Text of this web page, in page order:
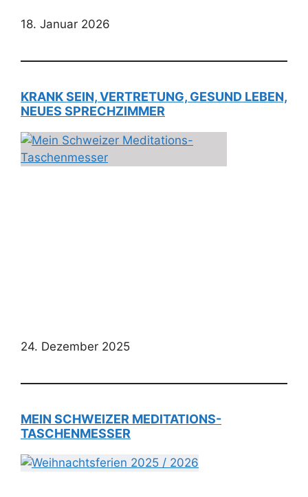
18. Januar 2026
KRANK SEIN, VERTRETUNG, GESUND LEBEN,
NEUES SPRECHZIMMER
24. Dezember 2025
MEIN SCHWEIZER MEDITATIONS-
TASCHENMESSER